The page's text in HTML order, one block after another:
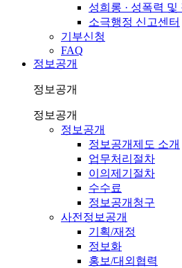
성희롱 · 성폭력
소극행정 신고센터
기부신청
FAQ
정보공개
정보공개
정보공개
정보공개
정보공개제도 소개
업무처리절차
이의제기절차
수수료
정보공개청구
사전정보공개
기획/재정
정보화
홍보/대외협력